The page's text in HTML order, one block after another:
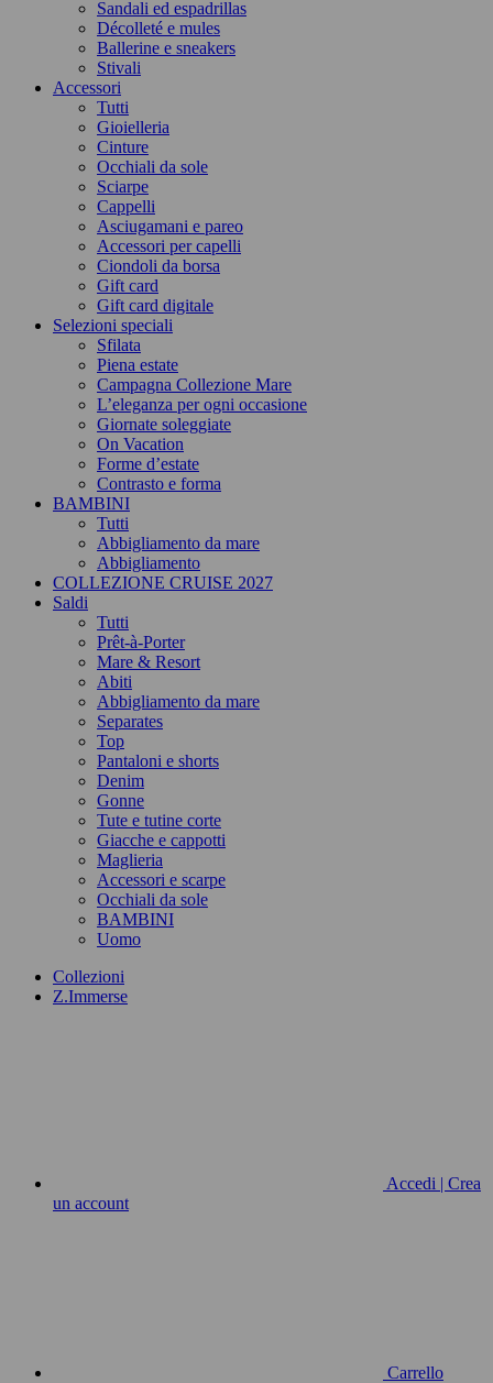
Sandali ed espadrillas
Décolleté e mules
Ballerine e sneakers
Stivali
Accessori
Tutti
Gioielleria
Cinture
Occhiali da sole
Sciarpe
Cappelli
Asciugamani e pareo
Accessori per capelli
Ciondoli da borsa
Gift card
Gift card digitale
Selezioni speciali
Sfilata
Piena estate
Campagna Collezione Mare
L’eleganza per ogni occasione
Giornate soleggiate
On Vacation
Forme d’estate
Contrasto e forma
BAMBINI
Tutti
Abbigliamento da mare
Abbigliamento
COLLEZIONE CRUISE 2027
Saldi
Tutti
Prêt-à-Porter
Mare & Resort
Abiti
Abbigliamento da mare
Separates
Top
Pantaloni e shorts
Denim
Gonne
Tute e tutine corte
Giacche e cappotti
Maglieria
Accessori e scarpe
Occhiali da sole
BAMBINI
Uomo
Collezioni
Z.Immerse
Accedi | Crea
un account
Carrello